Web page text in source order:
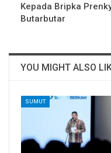
Kepada Bripka
Butarbutar
YOU MIGHT ALSO
SUMUT